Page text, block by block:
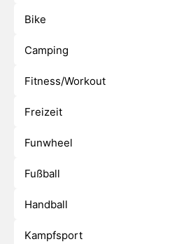
Bike
Camping
Fitness/Workout
Freizeit
Funwheel
Fußball
Handball
Kampfsport